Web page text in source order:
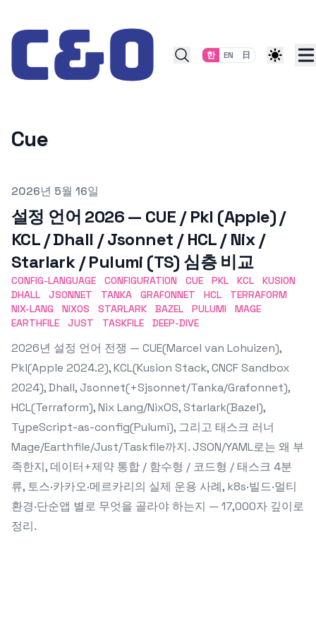
한 EN 日
Cue
Published on
2026년 5월 16일
설정 언어 2026 — CUE / Pkl (Apple) /
KCL / Dhall / Jsonnet / HCL / Nix /
Starlark / Pulumi (TS) 심층 비교
CONFIG-LANGUAGE CONFIGURATION CUE PKL KCL
KUSION
DHALL
JSONNET TANKA GRAFONNET HCL
TERRAFORM
NIX-LANG
NIXOS STARLARK BAZEL PULUMI
MAGE
EARTHFILE
JUST TASKFILE DEEP-DIVE
2026년 설정 언어 전쟁 — CUE(Marcel van Lohuizen),
Pkl(Apple 2024.2), KCL(Kusion Stack, CNCF Sandbox
2024), Dhall, Jsonnet(+Sjsonnet/Tanka/Grafonnet),
HCL(Terraform), Nix Lang/NixOS, Starlark(Bazel),
TypeScript-as-config(Pulumi), 그리고 태스크 러너
Mage/Earthfile/Just/Taskfile까지. JSON/YAML로는 왜 부
족한지, 데이터+제약 통합 / 함수형 / 코드형 / 태스크 4분
류, 토스·카카오·메르카리의 실제 운용 사례, k8s·빌드·멀티
환경·단순앱 별로 무엇을 골라야 하는지 — 17,000자 깊이로
정리.